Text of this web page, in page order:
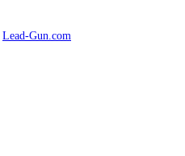
Lead-Gun.com